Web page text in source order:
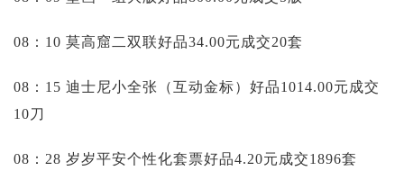
08：10 莫高窟二双联好品34.00元成交20套
08：15 迪士尼小全张（互动金标）好品1014.00元成交
10刀
08：28 岁岁平安个性化套票好品4.20元成交1896套